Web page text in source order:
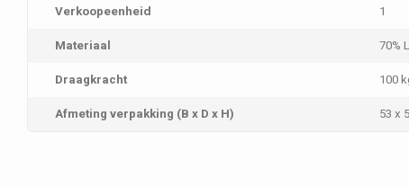
Verkoopeenheid
1
Materiaal
70%
Draagkracht
100
Afmeting verpakking (B x D x H)
53 x